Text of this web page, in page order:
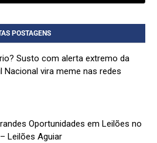
POSTAGENS
Susto com alerta extremo da
Nacional vira meme nas redes
Oportunidades em Leilões no
Leilões Aguiar